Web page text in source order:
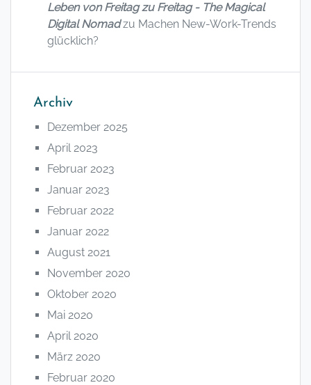
Leben von Freitag zu Freitag - The Magical
Digital Nomadzu Machen New-Work-Trends
glücklich?
Archiv
Dezember 2025
April 2023
Februar 2023
Januar 2023
Februar 2022
Januar 2022
August 2021
November 2020
Oktober 2020
Mai 2020
April 2020
März 2020
Februar 2020